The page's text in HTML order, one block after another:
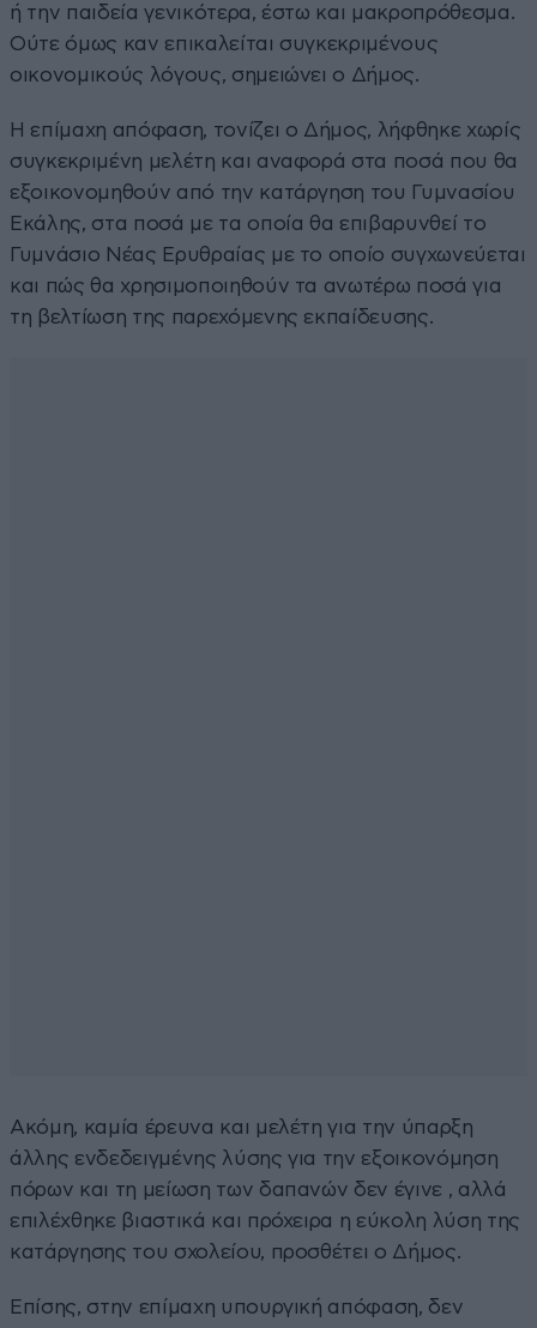
ή την παιδεία γενικότερα, έστω και μακροπρόθεσμα.
Ούτε όμως καν επικαλείται συγκεκριμένους
οικονομικούς λόγους, σημειώνει ο Δήμος.
Η επίμαχη απόφαση, τονίζει ο Δήμος, λήφθηκε χωρίς
συγκεκριμένη μελέτη και αναφορά στα ποσά που θα
εξοικονομηθούν από την κατάργηση του Γυμνασίου
Εκάλης, στα ποσά με τα οποία θα επιβαρυνθεί το
Γυμνάσιο Νέας Ερυθραίας με το οποίο συγχωνεύεται
και πώς θα χρησιμοποιηθούν τα ανωτέρω ποσά για
τη βελτίωση της παρεχόμενης εκπαίδευσης.
Ακόμη, καμία έρευνα και μελέτη για την ύπαρξη
άλλης ενδεδειγμένης λύσης για την εξοικονόμηση
πόρων και τη μείωση των δαπανών δεν έγινε , αλλά
επιλέχθηκε βιαστικά και πρόχειρα η εύκολη λύση της
κατάργησης του σχολείου, προσθέτει ο Δήμος.
Επίσης, στην επίμαχη υπουργική απόφαση, δεν